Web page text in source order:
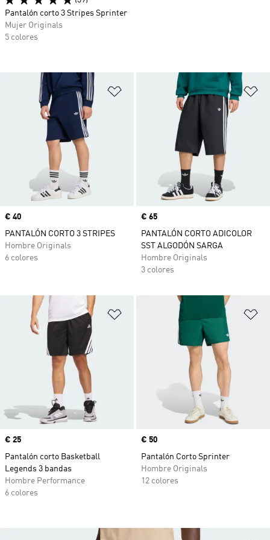
Añadir a la lista de deseos
Precio
€ 40
PANTALÓN CORTO 3 STRIPES
Hombre Originals
6 colores
Precio
€ 65
PANTALÓN CORTO ADICOLOR
SST ALGODÓN SARGA
Hombre Originals
3 colores
Añadir a la lista de deseos
Precio
€ 25
Pantalón corto Basketball
Legends 3 bandas
Hombre Performance
6 colores
Precio
€ 50
Pantalón Corto Sprinter
Hombre Originals
12 colores
Pantalón corto 3 Stripes Sprinter
Mujer Originals
5 colores